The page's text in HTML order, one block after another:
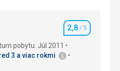
Hodnotenie
2,8 / 5
pobytu: Júl 2011
3 a viac rokmi